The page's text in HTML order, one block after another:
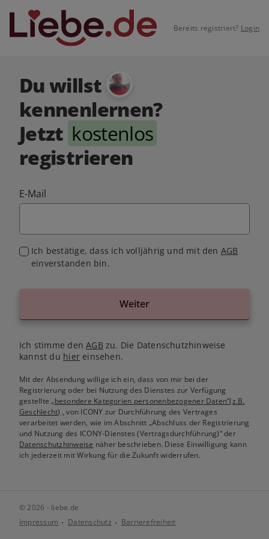
Bereits registriert? Login
Du willst
kennenlernen?
Jetzt kostenlos
registrieren
E-Mail
Ich bestätige, dass ich volljährig und mit den AGB
einverstanden bin.
Weiter
Ich stimme denAGB zu. Die Datenschutzhinweise
kannst du hiereinsehen.
Mit der Absendung willige ich ein, dass von mir bei der
Registrierung oder bei Nutzung des Dienstes zur Verfügung
gestellte„besondere Kategorien personenbezogener Daten“(z.B.
Geschlecht) , von ICONY zur Durchführung des Vertrages
verarbeitet werden, wie im Abschnitt „Abschluss der Registrierung
und Nutzung des ICONY-Dienstes (Vertragsdurchführung)“ der
Datenschutzhinweise näher beschrieben. Diese Einwilligung kann
ich jederzeit mit Wirkung für die Zukunft widerrufen.
© 2026 - liebe.de
Impressum
Datenschutz Barrierefreiheit